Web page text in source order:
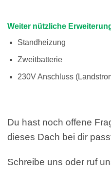
Weiter nützliche
Standheizung
Zweitbatterie
230V Anschluss
Du hast noch offene
dieses Dach bei dir
Schreibe uns oder ruf